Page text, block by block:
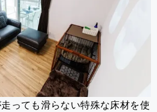
っても滑らない特殊な床材を使